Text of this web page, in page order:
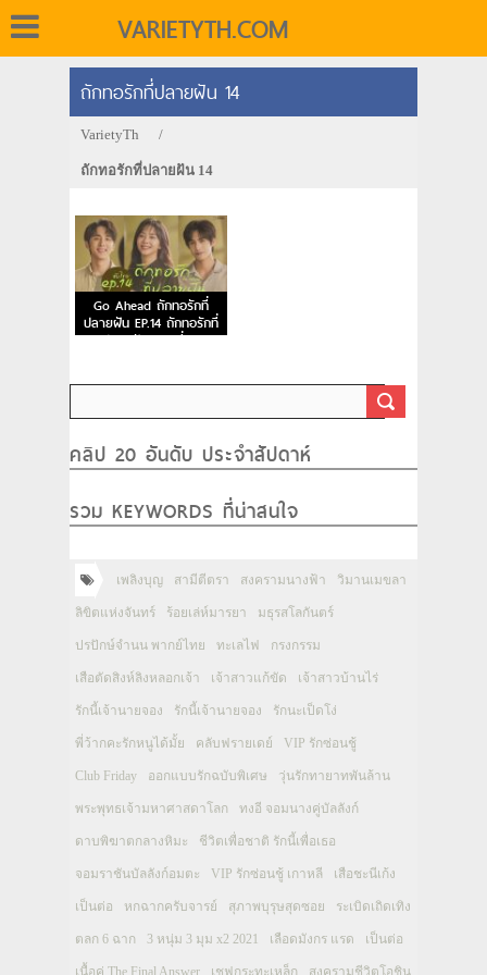
VARIETYTH.COM
ถักทอรักที่ปลายฝัน 14
VarietyTh /
ถักทอรักที่ปลายฝัน 14
Go Ahead ถักทอรักที่
ปลายฝัน EP.14 ถักทอรักที่
ปลายฝัน ตอนที่ 14
คลิป 20 อันดับ ประจำสัปดาห์
รวม KEYWORDS ที่น่าสนใจ
เพลิงบุญ สามีตีตรา สงครามนางฟ้า วิมานเมขลา
ลิขิตแห่งจันทร์ ร้อยเล่ห์มารยา มธุรสโลกันตร์
ปรปักษ์จำนน พากย์ไทย ทะเลไฟ กรงกรรม
เสือตัดสิงห์ลิงหลอกเจ้า เจ้าสาวแก้ขัด เจ้าสาวบ้านไร่
รักนี้เจ้านายจอง รักนี้เจ้านายจอง รักนะเป็ดโง่
พี่ว้ากคะรักหนูได้มั้ย คลับฟรายเดย์ VIP รักซ่อนชู้
Club Friday ออกแบบรักฉบับพิเศษ วุ่นรักทายาทพันล้าน
พระพุทธเจ้ามหาศาสดาโลก ทงอี จอมนางคู่บัลลังก์
ดาบพิฆาตกลางหิมะ ชีวิตเพื่อชาติ รักนี้เพื่อเธอ
จอมราชันบัลลังก์อมตะ VIP รักซ่อนชู้ เกาหลี เสือชะนีเก้ง
เป็นต่อ หกฉากครับจารย์ สุภาพบุรุษสุดซอย ระเบิดเถิดเทิง
ตลก 6 ฉาก 3 หนุ่ม 3 มุม x2 2021 เลือดมังกร แรด เป็นต่อ
เนื้อคู่ The Final Answer เชฟกระทะเหล็ก สงครามชีวิตโอชิน